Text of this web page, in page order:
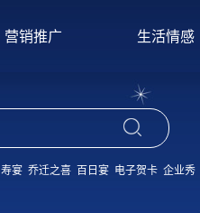
营销推广 生活情感
寿宴 乔迁之喜 百日宴 电子贺卡 企业秀